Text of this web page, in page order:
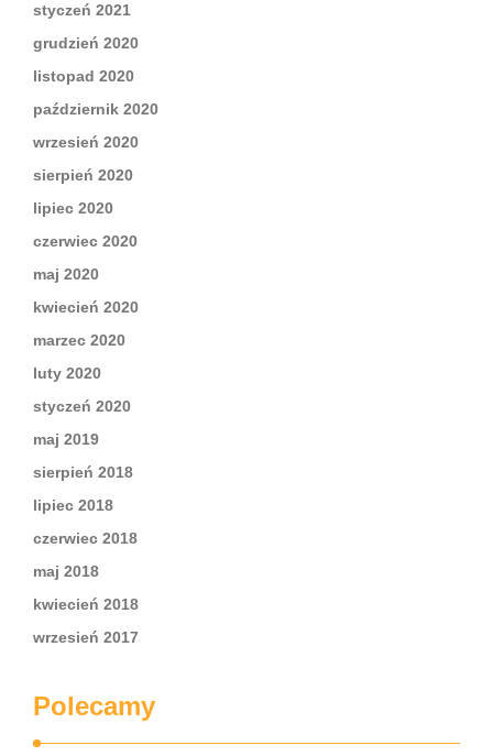
styczeń 2021
grudzień 2020
listopad 2020
październik 2020
wrzesień 2020
sierpień 2020
lipiec 2020
czerwiec 2020
maj 2020
kwiecień 2020
marzec 2020
luty 2020
styczeń 2020
maj 2019
sierpień 2018
lipiec 2018
czerwiec 2018
maj 2018
kwiecień 2018
wrzesień 2017
Polecamy